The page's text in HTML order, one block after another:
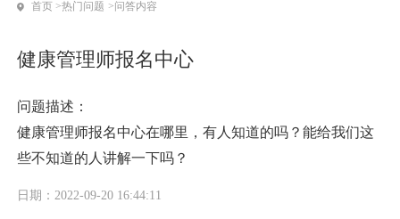
首页 >热门问题 >问答内容
健康管理师报名中心
问题描述：
健康管理师报名中心在哪里，有人知道的吗？能给我们这
些不知道的人讲解一下吗？
日期：2022-09-20 16:44:11